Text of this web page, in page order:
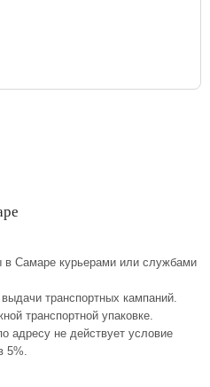
в Самаре курьерами или службами
транспортных кампаний.
транспортной упаковке.
адресу не действует условие
5%.